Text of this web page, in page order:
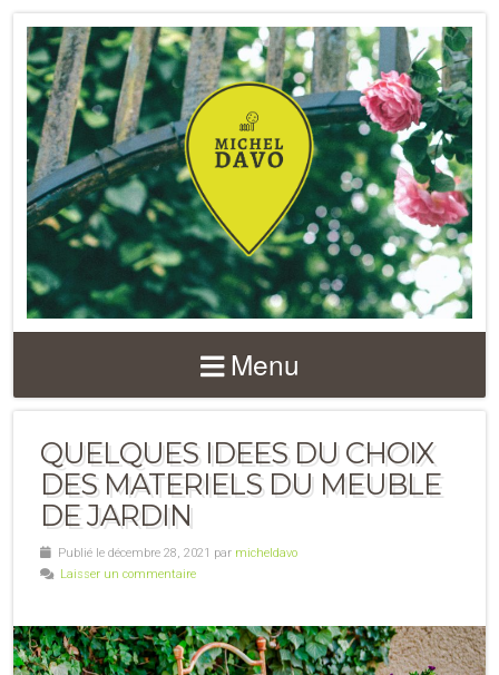
Menu
QUELQUES IDEES DU CHOIX
DES MATERIELS DU MEUBLE
DE JARDIN
Publié le décembre 28, 2021 par micheldavo
Laisser un commentaire